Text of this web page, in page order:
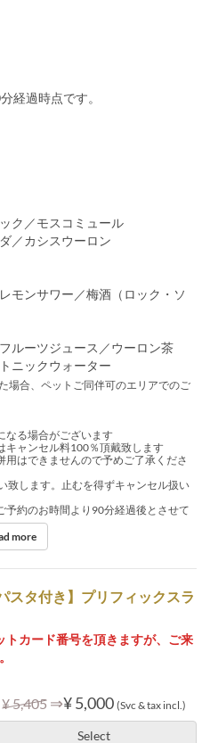
経過時点です。
ク／モスコミュール
／カシスウーロン
モンサワー／梅酒（ロック・ソ
ルーツジュース／ウーロン茶
ニックウォーター
場合、ペットご同伴可のエリアでのご
なる場合がございます
キャンセル料100％頂戴致します
用はできませんので予めご了承くださ
致します。止むを得ずキャンセル扱い
予約のお時間より90分経過後とさせて
more
スタ付き】プリフィックスラ
カード番号を頂きますが、ご来
¥ 5,405 ⇒¥ 5,000 (Svc & tax incl.)
Select